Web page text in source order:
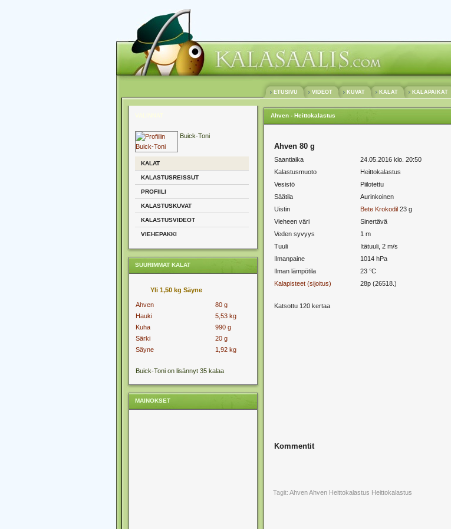
ETUSIVU VIDEOT KUVAT KALAT KALAPAIKAT
Buick-Toni
KALAT
KALASTUSREISSUT
PROFIILI
KALASTUSKUVAT
KALASTUSVIDEOT
VIEHEPAKKI
SUURIMMAT KALAT
Yli 1,50 kg Säyne
Ahven
80 g
Hauki
5,53 kg
Kuha
990 g
Särki
20 g
Säyne
1,92 kg
Buick-Toni on lisännyt 35 kalaa
MAINOKSET
Ahven - Heittokalastus
Ahven 80 g
Saantiaika
24.05.2016 klo. 20:50
Kalastusmuoto
Heittokalastus
Vesistö
Piilotettu
Säätila
Aurinkoinen
Uistin
Bete Krokodil 23 g
Vieheen väri
Sinertävä
Veden syvyys
1 m
Tuuli
Itätuuli, 2 m/s
Ilmanpaine
1014 hPa
Ilman lämpötila
23 °C
Kalapisteet (sijoitus)
28p (26518.)
Katsottu 120 kertaa
Kommentit
Tagit: AhvenAhven Heittokalastus Heittokalastus